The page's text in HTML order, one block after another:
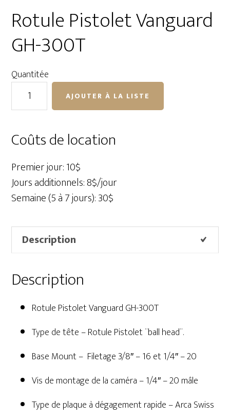
Rotule Pistolet Vanguard
GH-300T
Quantitée
quantité
Pistolet
GH-
300T
AJOUTER À LA LISTE
Coûts de location
Premier jour: 10$
Jours additionnels: 8$/jour
Semaine (5 à 7 jours): 30$
Description
Description
Rotule Pistolet Vanguard GH-300T
Type de tête – Rotule Pistolet ¨ball head¨.
Base Mount – Filetage 3/8″ – 16 et 1/4″ – 20
Vis de montage de la caméra – 1/4″ – 20 mâle
Type de plaque à dégagement rapide – Arca Swiss